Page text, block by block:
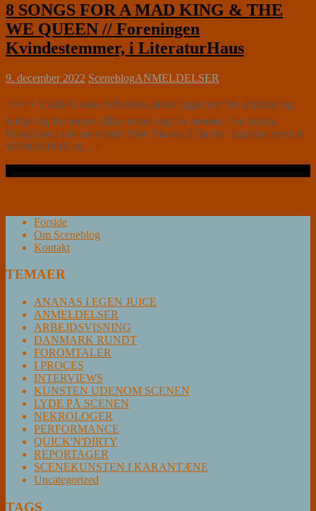
8 SONGS FOR A MAD KING & THE
WE QUEEN // Foreningen
Kvindestemmer, i LiteraturHaus
9. december 2022 SceneblogANMELDELSER
⭐⭐⭐⭐ Under Louise Schrøders piano ligger der fire stemmer og
holder sig for ørerne. Eller rettere sagt én stemme. For Selma
Mongelards idé om at lade Peter Maxwell Davies’ ikoniske værk 8
SONGS FOR A[…]
Forside
Om Sceneblog
Kontakt
TEMAER
ANANAS I EGEN JUICE
ANMELDELSER
ARBEJDSVISNING
DANMARK RUNDT
FOROMTALER
I PROCES
INTERVIEWS
KUNSTEN UDENOM SCENEN
LYDE PÅ SCENEN
NEKROLOGER
PERFORMANCE
QUICK'N'DIRTY
REPORTAGER
SCENEKUNSTEN I KARANTÆNE
Uncategorized
TAGS